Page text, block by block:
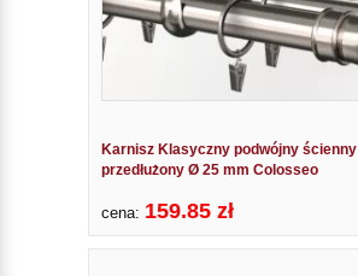
Karnisz Klasyczny podwójny ścienny
przedłużony Ø 25 mm Colosseo
cena: 159.85 zł